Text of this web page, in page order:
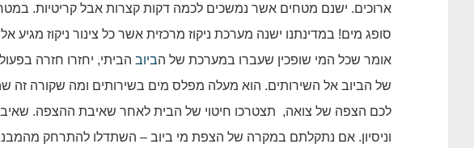
ארוכים. ישנם מטחים אשר נמשכים לכמה דקות קצרות אבל קריטיות.
סופג מים! במדינתנו ישנה מערכת ניקוז מרכזית אשר כל צינור ניקוז
אומר שכל המי שופכין שעברו במערכת של הביוב הביתי, יחזרו חזרה
של הביוב אל השירותים. הוא מעלה מפלס מים בשירותים ומה שקורה זה
לכם הצפה של צואה, תצטרכו חיטוי של הבית לאחר שאיבת ההצפה.
וניסיון. אם נתקלתם במקרה של הצפת מי ביוב – השתדלו להתרחק